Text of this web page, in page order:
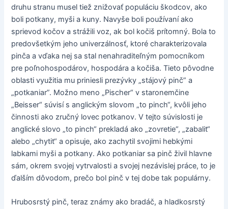
druhu stranu musel tiež znižovať populáciu škodcov, ako
boli potkany, myši a kuny. Navyše boli používaní ako
sprievod kočov a strážili voz, ak bol kočiš prítomný. Bola to
predovšetkým jeho univerzálnosť, ktoré charakterizovala
pinča a vďaka nej sa stal nenahraditeľným pomocníkom
pre poľnohospodárov, hospodára a kočiša. Tieto pôvodne
oblasti využitia mu priniesli prezývky „stájový pinč” a
„potkaniar”. Možno meno „Pischer“ v staronemčine
„Beisser“ súvisí s anglickým slovom „to pinch“, kvôli jeho
činnosti ako zručný lovec potkanov. V tejto súvislosti je
anglické slovo „to pinch“ prekladá ako „zovretie“, „zabalit“
alebo „chytit“ a opisuje, ako zachytil svojimi hebkými
labkami myši a potkany. Ako potkaniar sa pinč živil hlavne
sám, okrem svojej vytrvalosti a svojej nezávislej práce, to je
ďalším dôvodom, prečo bol pinč v tej dobe tak populárny.
Hrubosrstý pinč, teraz známy ako bradáč, a hladkosrstý